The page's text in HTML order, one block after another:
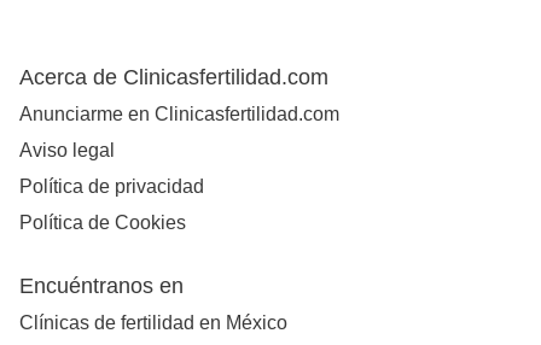
Acerca de Clinicasfertilidad.com
Anunciarme en Clinicasfertilidad.com
Aviso legal
Política de privacidad
Política de Cookies
Encuéntranos en
Clínicas de fertilidad en México